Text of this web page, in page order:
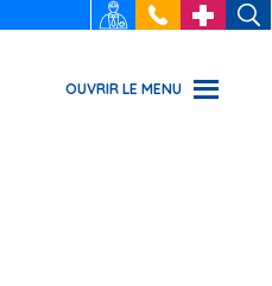
RECRUTEMENT
: 03 20 69
49 49
URGENCES
OUVRIR LE MENU